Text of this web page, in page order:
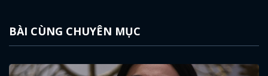
BÀI CÙNG CHUYÊN MỤC